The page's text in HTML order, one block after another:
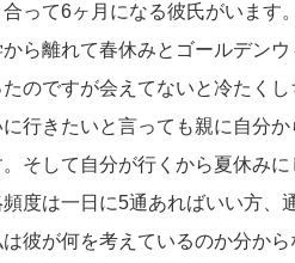
って6ヶ月になる彼氏がいます
から離れて春休みとゴールデン
たのですが会えてないと冷たくし
行きたいと言っても親に自分
。そして自分が行くから夏休みに
度は一日に5通あればいい方、
彼が何を考えているのか分から